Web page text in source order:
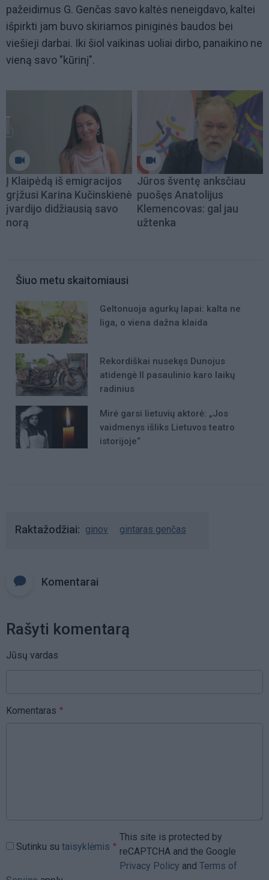
pažeidimus G. Genčas savo kaltės neneigdavo, kaltei
išpirkti jam buvo skiriamos piniginės baudos bei
viešieji darbai. Iki šiol vaikinas uoliai dirbo, panaikino ne
vieną savo "kūrinį".
Į Klaipėdą iš emigracijos
grįžusi Karina Kučinskienė
įvardijo didžiausią savo
norą
Jūros šventę anksčiau
puošęs Anatolijus
Klemencovas: gal jau
užtenka
Šiuo metu skaitomiausi
Geltonuoja agurkų lapai: kalta ne
liga, o viena dažna klaida
Rekordiškai nusekęs Dunojus
atidengė II pasaulinio karo laikų
radinius
Mirė garsi lietuvių aktorė: „Jos
vaidmenys išliks Lietuvos teatro
istorijoje“
Raktažodžiai ginov gintaras genčas
Komentarai
Rašyti komentarą
Jūsų vardas
Komentaras
Sutinku su taisyklėmis
This site is protected by
reCAPTCHA and the Google
Privacy Policy and Terms of